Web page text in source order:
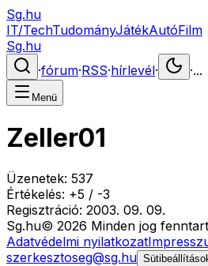
Sg.hu
IT/TechTudományJátékAutóFilm
Sg.hu
·fórum·RSS·hírlevél· ·...
Menü
Zeller01
Üzenetek: 537
Értékelés: +5 / -3
Regisztráció: 2003. 09. 09.
Sg.hu© 2026 Minden jog
Adatvédelmi nyilatkozat
szerkesztoseg@sg.hu